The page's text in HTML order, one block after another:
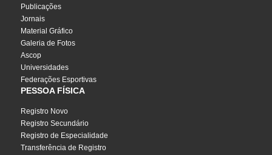
Publicações
Jornais
Material Gráfico
Galeria de Fotos
Ascop
Universidades
Federações Esportivas
PESSOA FÍSICA
Registro Novo
Registro Secundário
Registro de Especialidade
Transferência de Registro